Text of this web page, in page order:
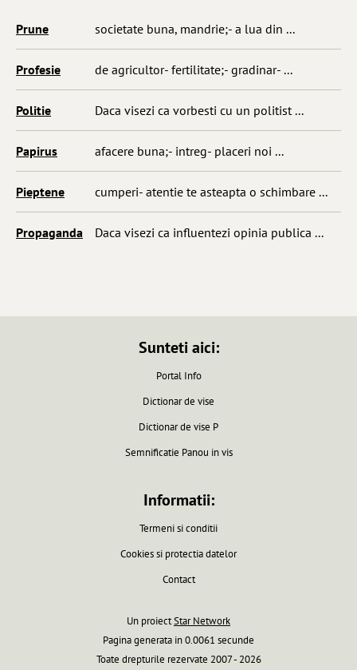
Prune societate buna, mandrie;- a lua din ...
Profesie de agricultor- fertilitate;- gradinar- ...
Politie Daca visezi ca vorbesti cu un politist ...
Papirus afacere buna;- intreg- placeri noi ...
Pieptene cumperi- atentie te asteapta o schimbare ...
Propaganda Daca visezi ca influentezi opinia publica ...
Sunteti aici:
Portal Info
Dictionar de vise
Dictionar de vise P
Semnificatie Panou in vis
Informatii:
Termeni si conditii
Cookies si protectia datelor
Contact
Un proiectStar Network
Pagina generata in 0.0061 secunde
Toate drepturile rezervate 2007 - 2026